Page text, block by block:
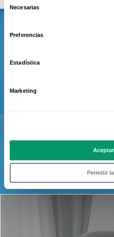
de
Necesarias
Preferencias
Estadística
Marketing
Permitir
Calidad que
MÁS DE 35 AÑOS